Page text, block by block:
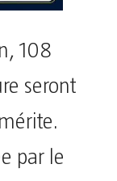
108
seront
par le